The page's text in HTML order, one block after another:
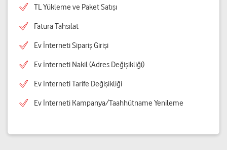
TL Yükleme ve Paket Satışı
Fatura Tahsilat
Ev İnterneti Sipariş Girişi
Ev İnterneti Nakil (Adres Değişikliği)
Ev İnterneti Tarife Değişikliği
Ev İnterneti Kampanya/Taahhütname Yenileme